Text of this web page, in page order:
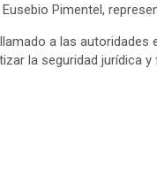
Pimentel,
a las
la seguridad jurídica